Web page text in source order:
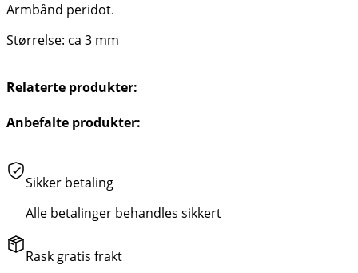
Armbånd peridot.
Størrelse: ca 3 mm
Relaterte produkter:
Anbefalte produkter:
Sikker betaling
Alle betalinger behandles sikkert
Rask gratis frakt